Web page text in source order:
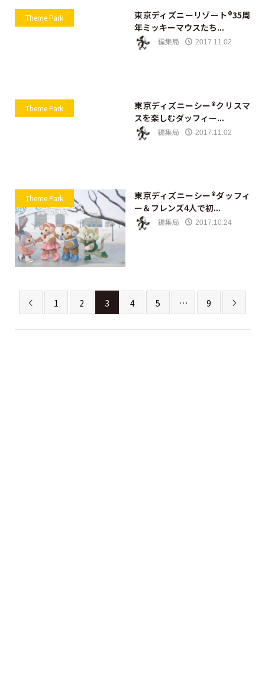
Theme Park
東京ディズニーリゾート®35周
年ミッキーマウスたち...
編集局 2017.11.02
Theme Park
東京ディズニーシー®クリスマ
スを楽しむダッフィー...
編集局 2017.11.02
Theme Park
東京ディズニーシー®ダッフィ
ー＆フレンズ4人で初...
編集局 2017.10.24
 1 2 3 4 5 … 9 